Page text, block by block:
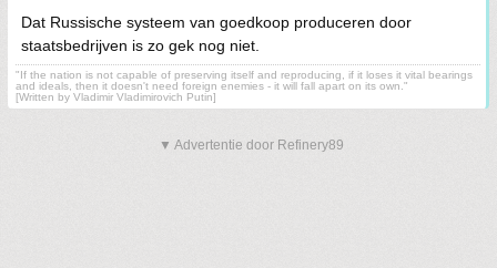
Dat Russische systeem van goedkoop produceren door
staatsbedrijven is zo gek nog niet.
"If the nation is not capable of preserving itself and reproducing, if it loses it vital bearings
and ideals, then it doesn't need foreign enemies - it will fall apart on its own."
[Written by Vladimir Vladimirovich Putin]
▼ Advertentie door Refinery89